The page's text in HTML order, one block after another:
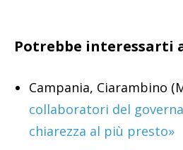
Potrebbe interessarti
Campania, Ciarambino
collaboratori del
chiarezza al più presto»